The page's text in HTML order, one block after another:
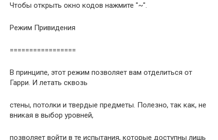
Чтобы открыть окно кодов нажмите "~".
Режим Привидения
=================
В принципе, этот режим позволяет вам отделиться от
Гарри. И летать сквозь
стены, потолки и твердые предметы. Полезно, так как, не
вникая в выбор уровней,
позволяет войти в те испытания, которые доступны лишь